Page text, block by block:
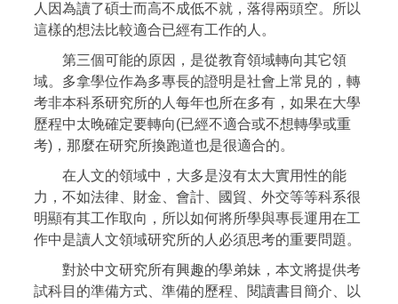
人因為讀了碩士而高不成低不就，落得兩頭空。所以
這樣的想法比較適合已經有工作的人。
第三個可能的原因，是從教育領域轉向其它領
域。多拿學位作為多專長的證明是社會上常見的，轉
考非本科系研究所的人每年也所在多有，如果在大學
歷程中太晚確定要轉向(已經不適合或不想轉學或重
考)，那麼在研究所換跑道也是很適合的。
在人文的領域中，大多是沒有太大實用性的能
力，不如法律、財金、會計、國貿、外交等等科系很
明顯有其工作取向，所以如何將所學與專長運用在工
作中是讀人文領域研究所的人必須思考的重要問題。
對於中文研究所有興趣的學弟妹，本文將提供考
試科目的準備方式、準備的歷程、閱讀書目簡介、以